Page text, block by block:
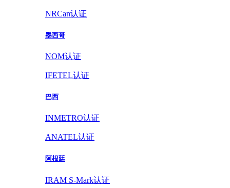
NRCan认证
墨西哥
NOM认证
IFETEL认证
巴西
INMETRO认证
ANATEL认证
阿根廷
IRAM S-Mark认证